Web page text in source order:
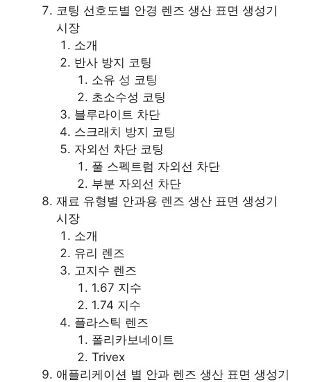
코팅 선호도별 안경 렌즈 생산 표면 생성기
시장
소개
반사 방지 코팅
소유 성 코팅
초소수성 코팅
블루라이트 차단
스크래치 방지 코팅
자외선 차단 코팅
풀 스펙트럼 자외선 차단
부분 자외선 차단
재료 유형별 안과용 렌즈 생산 표면 생성기
시장
소개
유리 렌즈
고지수 렌즈
1.67 지수
1.74 지수
플라스틱 렌즈
폴리카보네이트
Trivex
애플리케이션 별 안과 렌즈 생산 표면 생성기